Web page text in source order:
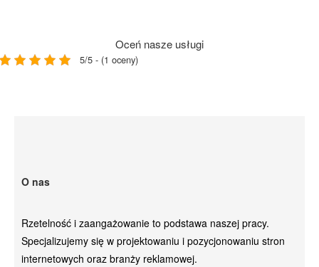
Oceń nasze usługi
5/5 - (1 oceny)
O nas
Rzetelność i zaangażowanie to podstawa naszej pracy.
Specjalizujemy się w projektowaniu i pozycjonowaniu stron
internetowych oraz branży reklamowej.